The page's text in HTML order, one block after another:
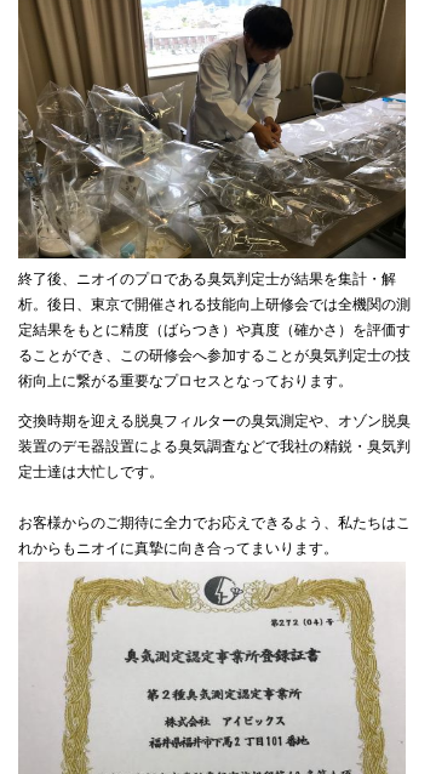
終了後、ニオイのプロである臭気判定士が結果を集計・解
析。後日、東京で開催される技能向上研修会では全機関の測
定結果をもとに精度（ばらつき）や真度（確かさ）を評価す
ることができ、この研修会へ参加することが臭気判定士の技
術向上に繋がる重要なプロセスとなっております。
交換時期を迎える脱臭フィルターの臭気測定や、オゾン脱臭
装置のデモ器設置による臭気調査などで我社の精鋭・臭気判
定士達は大忙しです。
お客様からのご期待に全力でお応えできるよう、私たちはこ
れからもニオイに真摯に向き合ってまいります。